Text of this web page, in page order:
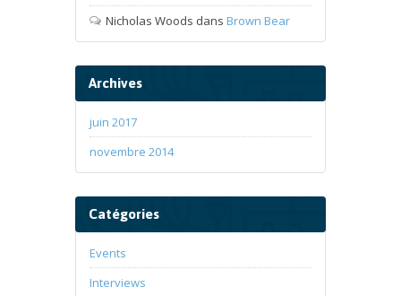
Nicholas Woods dans Brown Bear
Archives
juin 2017
novembre 2014
Catégories
Events
Interviews